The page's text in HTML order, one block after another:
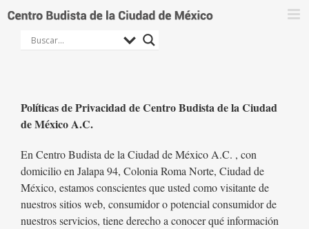
contenido
Políticas de Privacidad de Centro Budista de la Ciudad
de México A.C.
En Centro Budista de la Ciudad de México A.C. , con
domicilio en Jalapa 94, Colonia Roma Norte, Ciudad de
México, estamos conscientes que usted como visitante de
nuestros sitios web, consumidor o potencial consumidor de
nuestros servicios, tiene derecho a conocer qué información